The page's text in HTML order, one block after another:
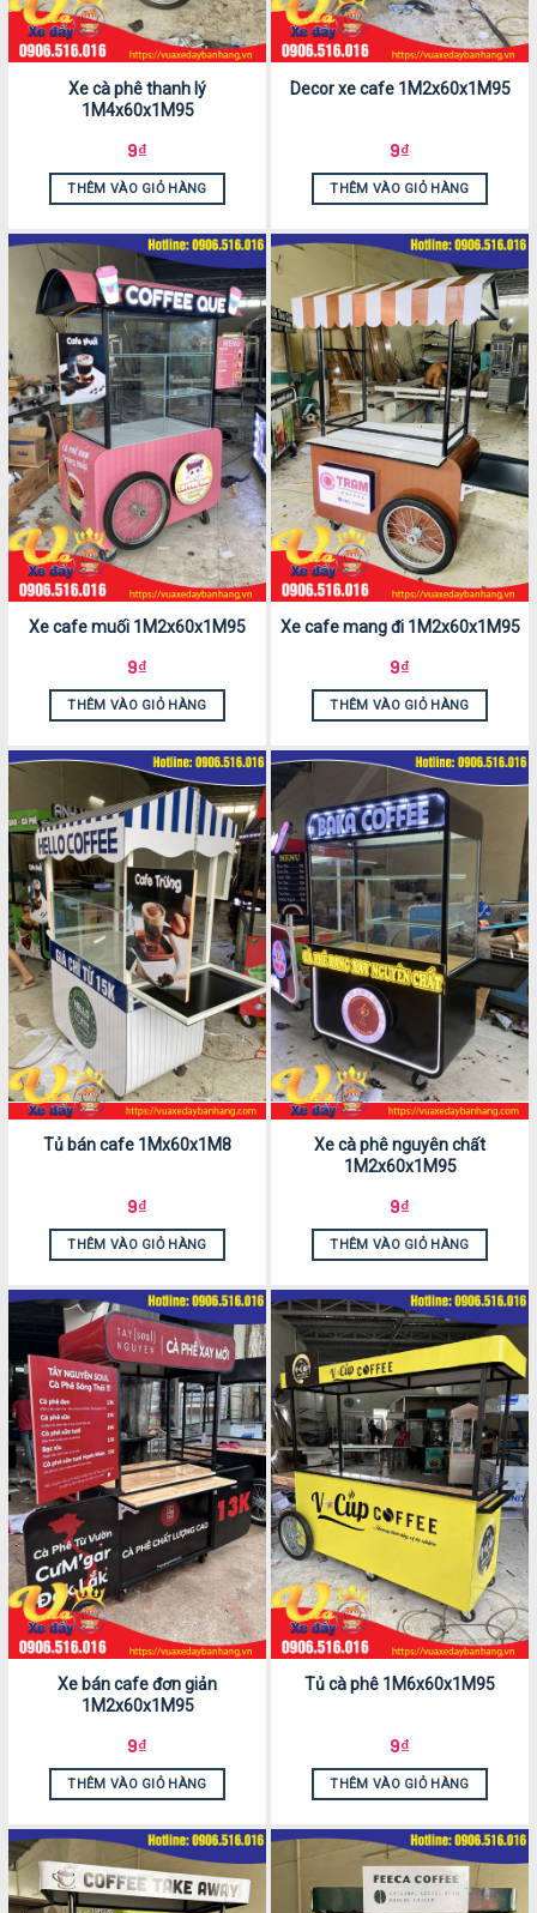
Xe cà phê thanh lý
1M4x60x1M95
9₫
THÊM VÀO GIỎ HÀNG
Decor xe cafe 1M2x60x1M95
9₫
THÊM VÀO GIỎ HÀNG
Xe cafe muối 1M2x60x1M95
9₫
THÊM VÀO GIỎ HÀNG
Xe cafe mang đi 1M2x60x1M95
9₫
THÊM VÀO GIỎ HÀNG
Tủ bán cafe 1Mx60x1M8
9₫
THÊM VÀO GIỎ HÀNG
Xe cà phê nguyên chất
1M2x60x1M95
9₫
THÊM VÀO GIỎ HÀNG
Xe bán cafe đơn giản
1M2x60x1M95
9₫
THÊM VÀO GIỎ HÀNG
Tủ cà phê 1M6x60x1M95
9₫
THÊM VÀO GIỎ HÀNG